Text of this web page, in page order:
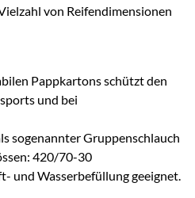
von Reifendimensionen
Pappkartons schützt den
und bei
sogenannter Gruppenschlauch
420/70-30
und Wasserbefüllung geeignet.